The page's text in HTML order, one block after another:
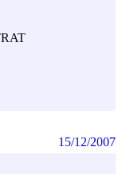
15/12/2007